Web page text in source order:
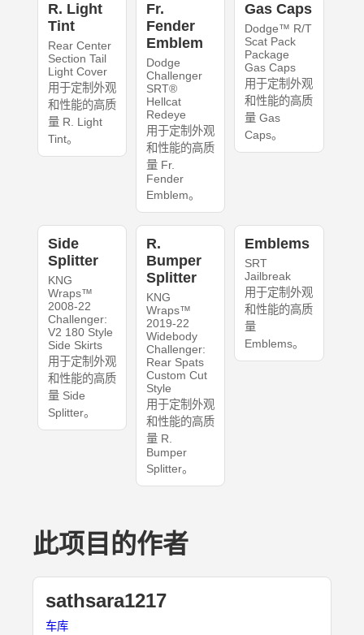
R. Light
Tint
Rear Center
Section Tail
Light Cover
用于定制外观
和性能的高质
量 R. Light
Tint。
Fr.
Fender
Emblem
Dodge
Challenger
SRT®
Hellcat
Redeye
用于定制外观
和性能的高质
量 Fr.
Fender
Emblem。
Gas Caps
Dodge™ R/T
Scat Pack
Package
Gas Caps
用于定制外观
和性能的高质
量 Gas
Caps。
Side
Splitter
KNG
Wraps™
2008-22
Challenger:
V2 180 Style
Side Skirts
用于定制外观
和性能的高质
量 Side
Splitter。
R.
Bumper
Splitter
KNG
Wraps™
2019-22
Widebody
Challenger:
Rear Spats
Custom Cut
Style
用于定制外观
和性能的高质
量 R.
Bumper
Splitter。
Emblems
SRT
Jailbreak
用于定制外观
和性能的高质
量
Emblems。
此项目的作者
sathsara1217
车库